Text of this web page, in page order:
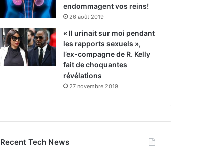
endommagent vos reins!
26 août 2019
« Il urinait sur moi pendant
les rapports sexuels »,
l’ex-compagne de R. Kelly
fait de choquantes
révélations
27 novembre 2019
Recent Tech News